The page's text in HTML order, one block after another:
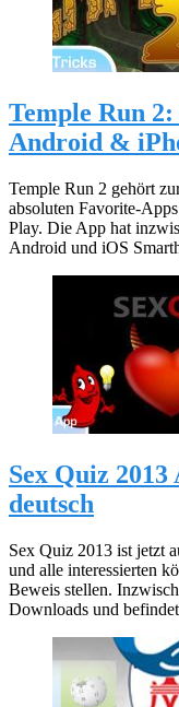
Temple Run
Android &
Temple Run 2 gehört
absoluten Favorite-
Play. Die App hat
Android und iOS
Sex Quiz
deutsch
Sex Quiz 2013 ist jetzt
und alle interessierten
Beweis stellen.
Downloads und